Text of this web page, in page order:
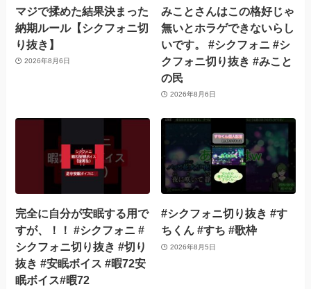
マジで揉めた結果決まった
納期ルール【シクフォニ切
り抜き】
2026年8月6日
みことさんはこの格好じゃ
無いとホラゲできないらし
いです。 #シクフォニ #シ
クフォニ切り抜き #みこと
の民
2026年8月6日
完全に自分が安眠する用で
すが、！！ #シクフォニ #
シクフォニ切り抜き #切り
抜き #安眠ボイス #暇72安
眠ボイス#暇72
#シクフォニ切り抜き #す
ちくん #すち #歌枠
2026年8月5日